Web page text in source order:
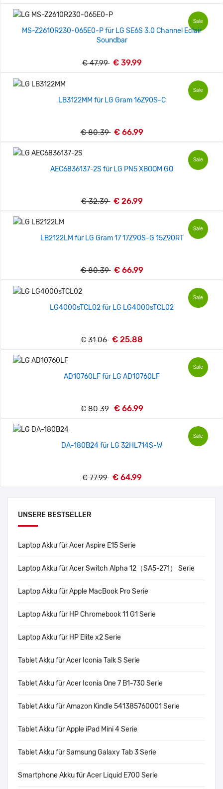
UNSERE BESTSELLER
Laptop Akku für Acer Aspire E15 Serie
Laptop Akku für Acer Switch Alpha 12（SA5-271） Serie
Laptop Akku für Apple MacBook Pro Serie
Laptop Akku für HP Chromebook 11 G1 Serie
Laptop Akku für HP Elite x2 Serie
Tablet Akku für Acer Iconia Talk S Serie
Tablet Akku für Acer Iconia One 7 B1-730 Serie
Tablet Akku für Amazon Kindle 541385760001 Serie
Tablet Akku für Apple iPad Mini 4 Serie
Tablet Akku für Samsung Galaxy Tab 3 Serie
Smartphone Akku für Acer Liquid E700 Serie
Sale
MS-Z2610R230-065E0-P für LG SE6S 3.0 Channel Eclair
Soundbar
€ 47.99 € 39.99
Sale
LB3122MM für LG Gram 16Z90S-C
€ 80.39 € 66.99
Sale
AEC6836137-2S für LG PN5 XBOOM GO
€ 32.39 € 26.99
Sale
LB2122LM für LG Gram 17 17Z90S-G 15Z90RT
€ 80.39 € 66.99
Sale
LG4000sTCL02 für LG LG4000sTCL02
€ 31.06 € 25.88
Sale
AD10760LF für LG AD10760LF
€ 80.39 € 66.99
Sale
DA-180B24 für LG 32HL714S-W
€ 77.99 € 64.99